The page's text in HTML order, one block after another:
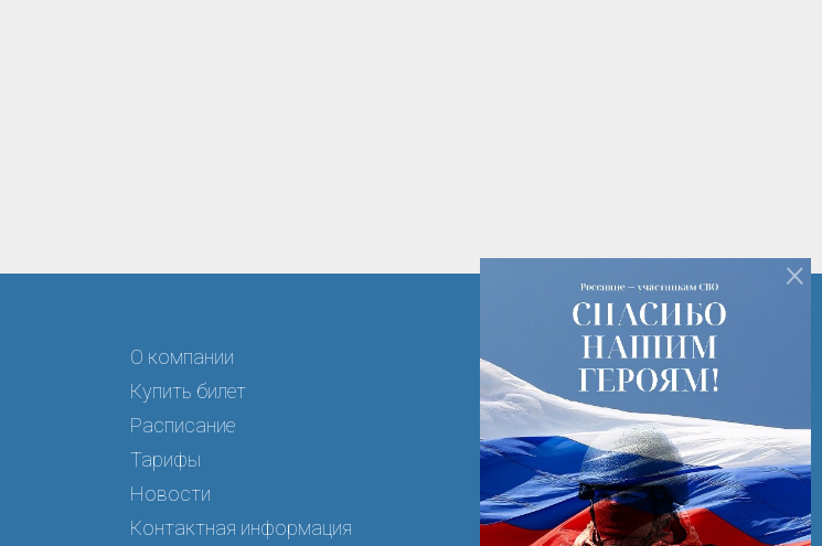
О компании
Купить билет
Расписание
Тарифы
Новости
Контактная информация
+7 (82142) 7-14-16
+7 (82142) 3-28-15
РК г. Печора ул. Лесная д. 2
ooortk-2011@mail.ru
×